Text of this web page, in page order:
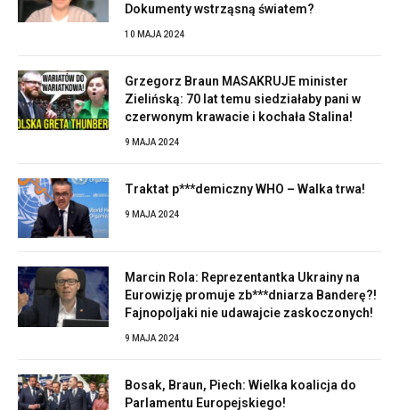
Dokumenty wstrząsną światem?
10 MAJA 2024
Grzegorz Braun MASAKRUJE minister
Zielińską: 70 lat temu siedziałaby pani w
czerwonym krawacie i kochała Stalina!
9 MAJA 2024
Traktat p***demiczny WHO – Walka trwa!
9 MAJA 2024
Marcin Rola: Reprezentantka Ukrainy na
Eurowizję promuje zb***dniarza Banderę?!
Fajnopoljaki nie udawajcie zaskoczonych!
9 MAJA 2024
Bosak, Braun, Piech: Wielka koalicja do
Parlamentu Europejskiego!